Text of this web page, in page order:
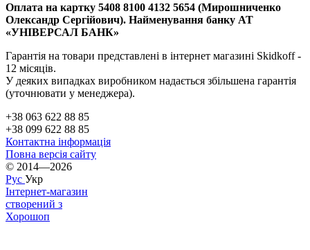
Оплата на картку 5408 8100 4132 5654 (Мирошниченко
Олександр Сергійович). Найменування банку АТ
«УНІВЕРСАЛ БАНК»
Гарантія на товари представлені в інтернет магазині Skidkoff -
12 місяців.
У деяких випадках виробником надається збільшена гарантія
(уточнювати у менеджера).
+38 063 622 88 85
+38 099 622 88 85
Контактна інформація
Повна версія сайту
© 2014—2026
Рус Укр
Інтернет-магазин
створений з
Хорошоп